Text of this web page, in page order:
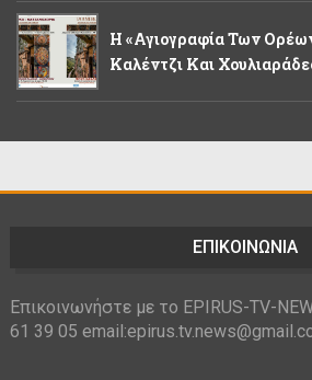
Η «Αγιογραφία Των
Καλέντζι Και
ΕΠΙΚΟΙΝΩΝΙΑ
Επικοινωνήστε με το EPIRUS-TV-
61 39 05